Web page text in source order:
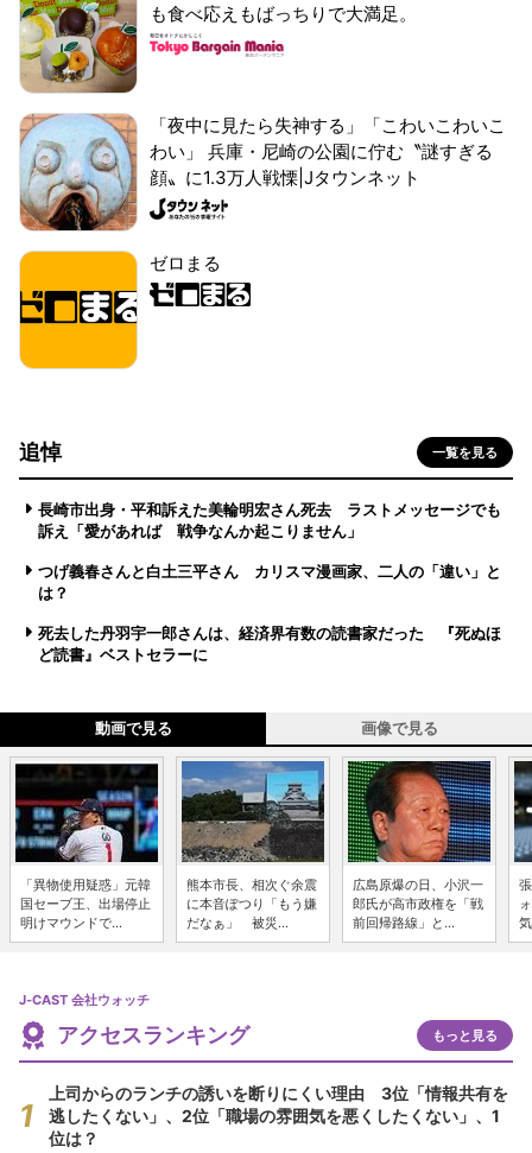
も食べ応えもばっちりで大満足。
「夜中に見たら失神する」「こわいこわいこ
わい」 兵庫・尼崎の公園に佇む〝謎すぎる
顔〟に1.3万人戦慄|Jタウンネット
ゼロまる
追悼 一覧を見る
長崎市出身・平和訴えた美輪明宏さん死去 ラストメッセージでも
訴え「愛があれば 戦争なんか起こりません」
つげ義春さんと白土三平さん カリスマ漫画家、二人の「違い」と
は？
死去した丹羽宇一郎さんは、経済界有数の読書家だった 『死ぬほ
ど読書』ベストセラーに
動画で見る 画像で見る
「異物使用疑惑」元韓
国セーブ王、出場停止
明けマウンドで...
熊本市長、相次ぐ余震
に本音ぽつり「もう嫌
だなぁ」 被災...
広島原爆の日、小沢一
郎氏が高市政権を「戦
前回帰路線」と...
J-CAST 会社ウォッチ
アクセスランキング もっと見る
上司からのランチの誘いを断りにくい理由 3位「情報共有を
逃したくない」、2位「職場の雰囲気を悪くしたくない」、1
位は？